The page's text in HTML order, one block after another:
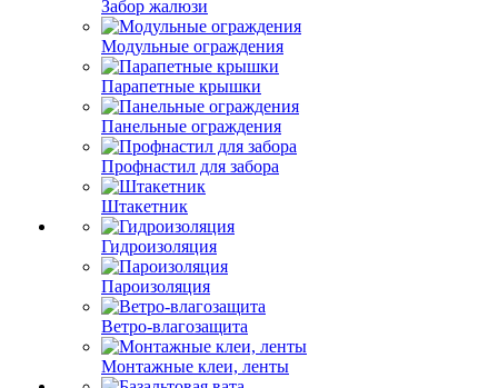
Забор жалюзи
Модульные ограждения
Парапетные крышки
Панельные ограждения
Профнастил для забора
Штакетник
Гидроизоляция
Пароизоляция
Ветро-влагозащита
Монтажные клеи, ленты